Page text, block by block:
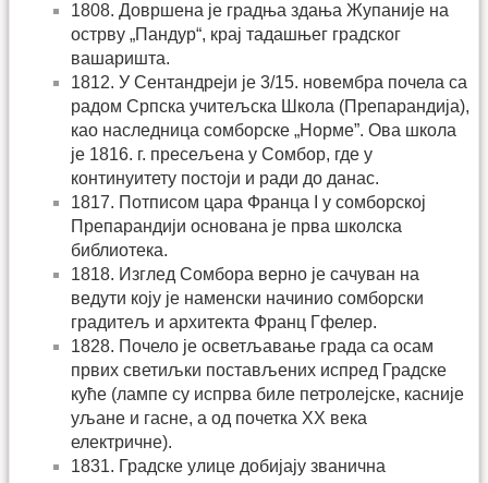
1808. Довршена је градња здања Жупаније на
острву „Пандур“, крај тадашњег градског
вашаришта.
1812. У Сентандреји је 3/15. новембра почела са
радом Српска учитељска Школа (Препарандија),
као наследница сомборске „Норме”. Ова школа
је 1816. г. пресељена у Сомбор, где у
континуитету постоји и ради до данас.
1817. Потписом цара Франца I у сомборској
Препарандији основана је прва школска
библиотека.
1818. Изглед Сомбора верно је сачуван на
ведути коју је наменски начинио сомборски
градитељ и архитекта Франц Гфелер.
1828. Почело је осветљавање града са осам
првих светиљки постављених испред Градске
куће (лампе су испрва биле петролејске, касније
уљане и гасне, а од почетка XX века
електричне).
1831. Градске улице добијају званична